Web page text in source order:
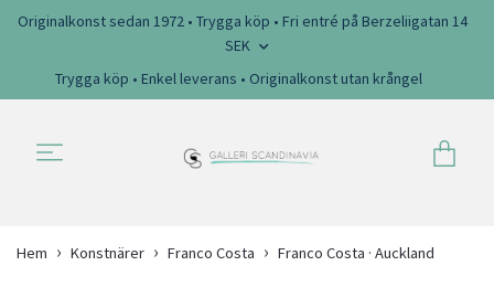
Originalkonst sedan 1972 • Trygga köp • Fri entré på Berzeliigatan 14
SEK
Trygga köp • Enkel leverans • Originalkonst utan krångel
Hem Konstnärer Franco Costa Franco Costa · Auckland